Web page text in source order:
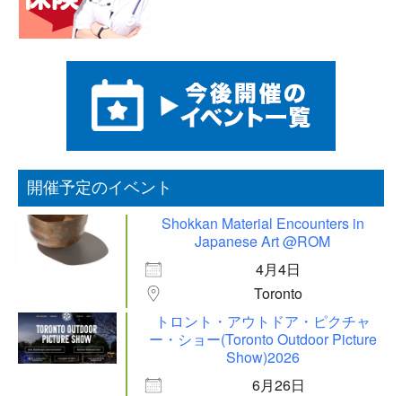
開催予定のイベント
Shokkan Material Encounters in
Japanese Art @ROM
4月4日
Toronto
トロント・アウトドア・ピクチャ
ー・ショー(Toronto Outdoor Picture
Show)2026
6月26日